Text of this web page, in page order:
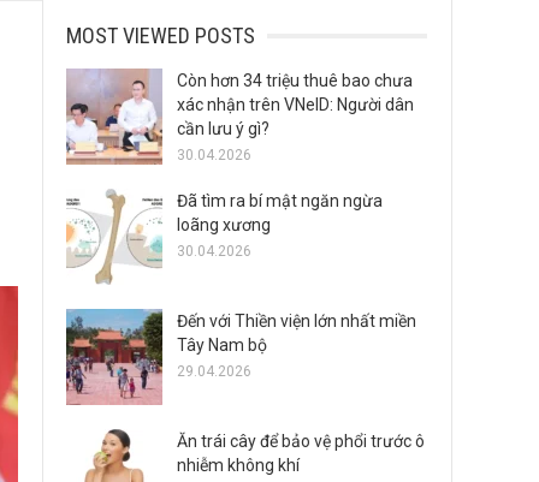
MOST VIEWED POSTS
Còn hơn 34 triệu thuê bao chưa
xác nhận trên VNeID: Người dân
cần lưu ý gì?
30.04.2026
Đã tìm ra bí mật ngăn ngừa
loãng xương
30.04.2026
Đến với Thiền viện lớn nhất miền
Tây Nam bộ
29.04.2026
Ăn trái cây để bảo vệ phổi trước ô
nhiễm không khí